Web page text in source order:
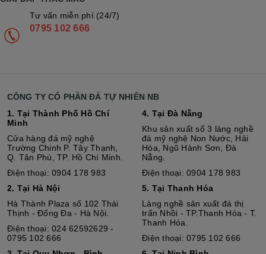
Tư vấn miễn phí (24/7)
0795 102 666
CÔNG TY CỔ PHẦN ĐÁ TỰ NHIÊN NB
1. Tại Thành Phố Hồ Chí
Minh
Cửa hàng đá mỹ nghệ
Trường Chinh P. Tây Thạnh,
Q. Tân Phú, TP. Hồ Chí Minh.
Điện thoại: 0904 178 983
2. Tại Hà Nội
Hà Thành Plaza số 102 Thái
Thịnh - Đống Đa - Hà Nội.
Điện thoại: 024 62592629 -
0795 102 666
4. Tại Đà Nẵng
Khu sản xuất số 3 làng nghề
đá mỹ nghệ Non Nước, Hải
Hòa, Ngũ Hành Sơn, Đà
Nẵng.
Điện thoại: 0904 178 983
5. Tại Thanh Hóa
Làng nghề sản xuất đá thị
trấn Nhồi - TP.Thanh Hóa - T.
Thanh Hóa.
Điện thoại: 0795 102 666